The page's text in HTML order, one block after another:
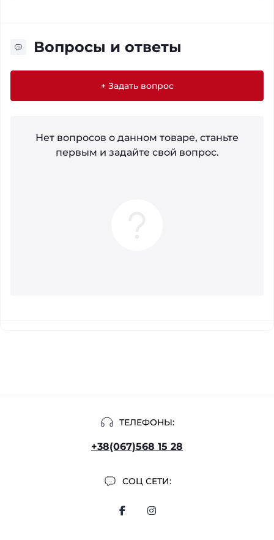
Вопросы и ответы
+ Задать вопрос
Нет вопросов о данном товаре, станьте
первым и задайте свой вопрос.
ТЕЛЕФОНЫ:
+38(067)568 15 28
СОЦ СЕТИ: